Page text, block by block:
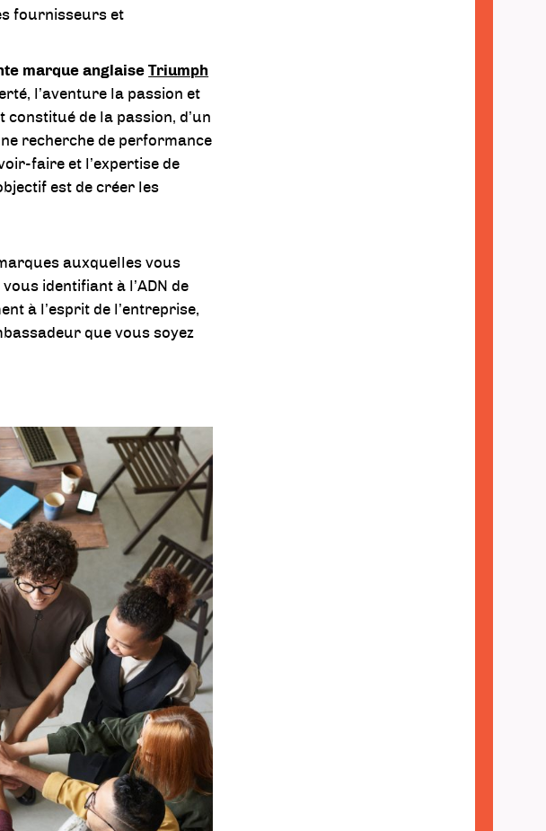
fournisseurs et
marque anglaise Triumph
l’aventure la passion et
constitué de la passion, d’un
recherche de performance
faire et l’expertise de
est de créer les
auxquelles vous
identifiant à l’ADN de
à l’esprit de l’entreprise,
que vous soyez